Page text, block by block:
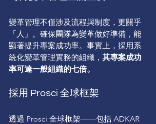
變革管理不僅涉及流程與制度，更關乎
「人」。確保團隊為變革做好準備，能
顯著提升專案成功率。事實上，採用系
統化變革管理實務的組織， 其專案成功
率可達一般組織的七倍。
採用 Prosci 全球框架
透過 Prosci 全球框架——包括 ADKAR